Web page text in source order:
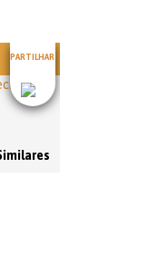
PARTILHAR